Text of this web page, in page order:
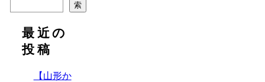
索
最近の
投稿
【山形か